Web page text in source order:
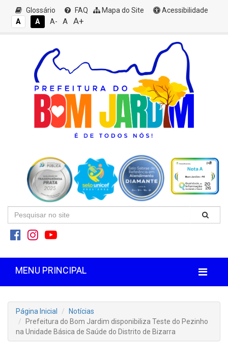
Glossário FAQ Mapa do Site
Acessibilidade
A
A A- A A+
MENU PRINCIPAL
Página Inicial
Notícias
Prefeitura do Bom Jardim disponibiliza Teste do Pezinho
na Unidade Básica de Saúde do Distrito de Bizarra